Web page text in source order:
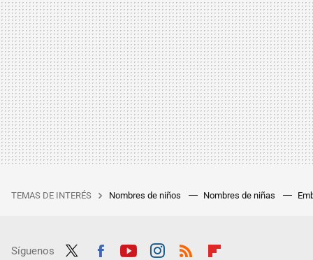
TEMAS DE INTERÉS Nombres de niños Nombres de niñas
Síguenos